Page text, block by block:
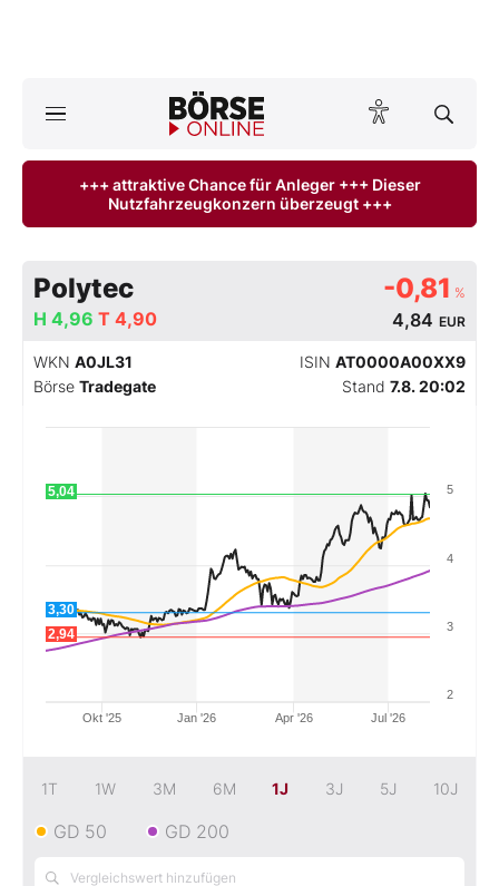
ktuelle Ausgabe BÖRSE ONLINE lesen
Finanz-Check
Abo & Shop
BO-Musterdepots
Experten
Mein Konto
+++ attraktive Chance für Anleger +++ Dieser
Nutzfahrzeugkonzern überzeugt +++
Polytec -0,81 %
4,84 EUR
H 4,96 T 4,90
WKN A0JL31 ISIN AT0000A00XX9
Börse Tradegate Stand 7.8. 20:02
Jan '26 Jul '26
Okt '25 Apr '26
2
3
4
5
3,30
2,94
5,04
1T 1W 3M 6M 1J 3J 5J 10J
GD 50 GD 200